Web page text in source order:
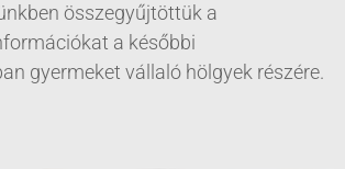
összegyűjtöttük a
a későbbi
gyermeket vállaló hölgyek részére.